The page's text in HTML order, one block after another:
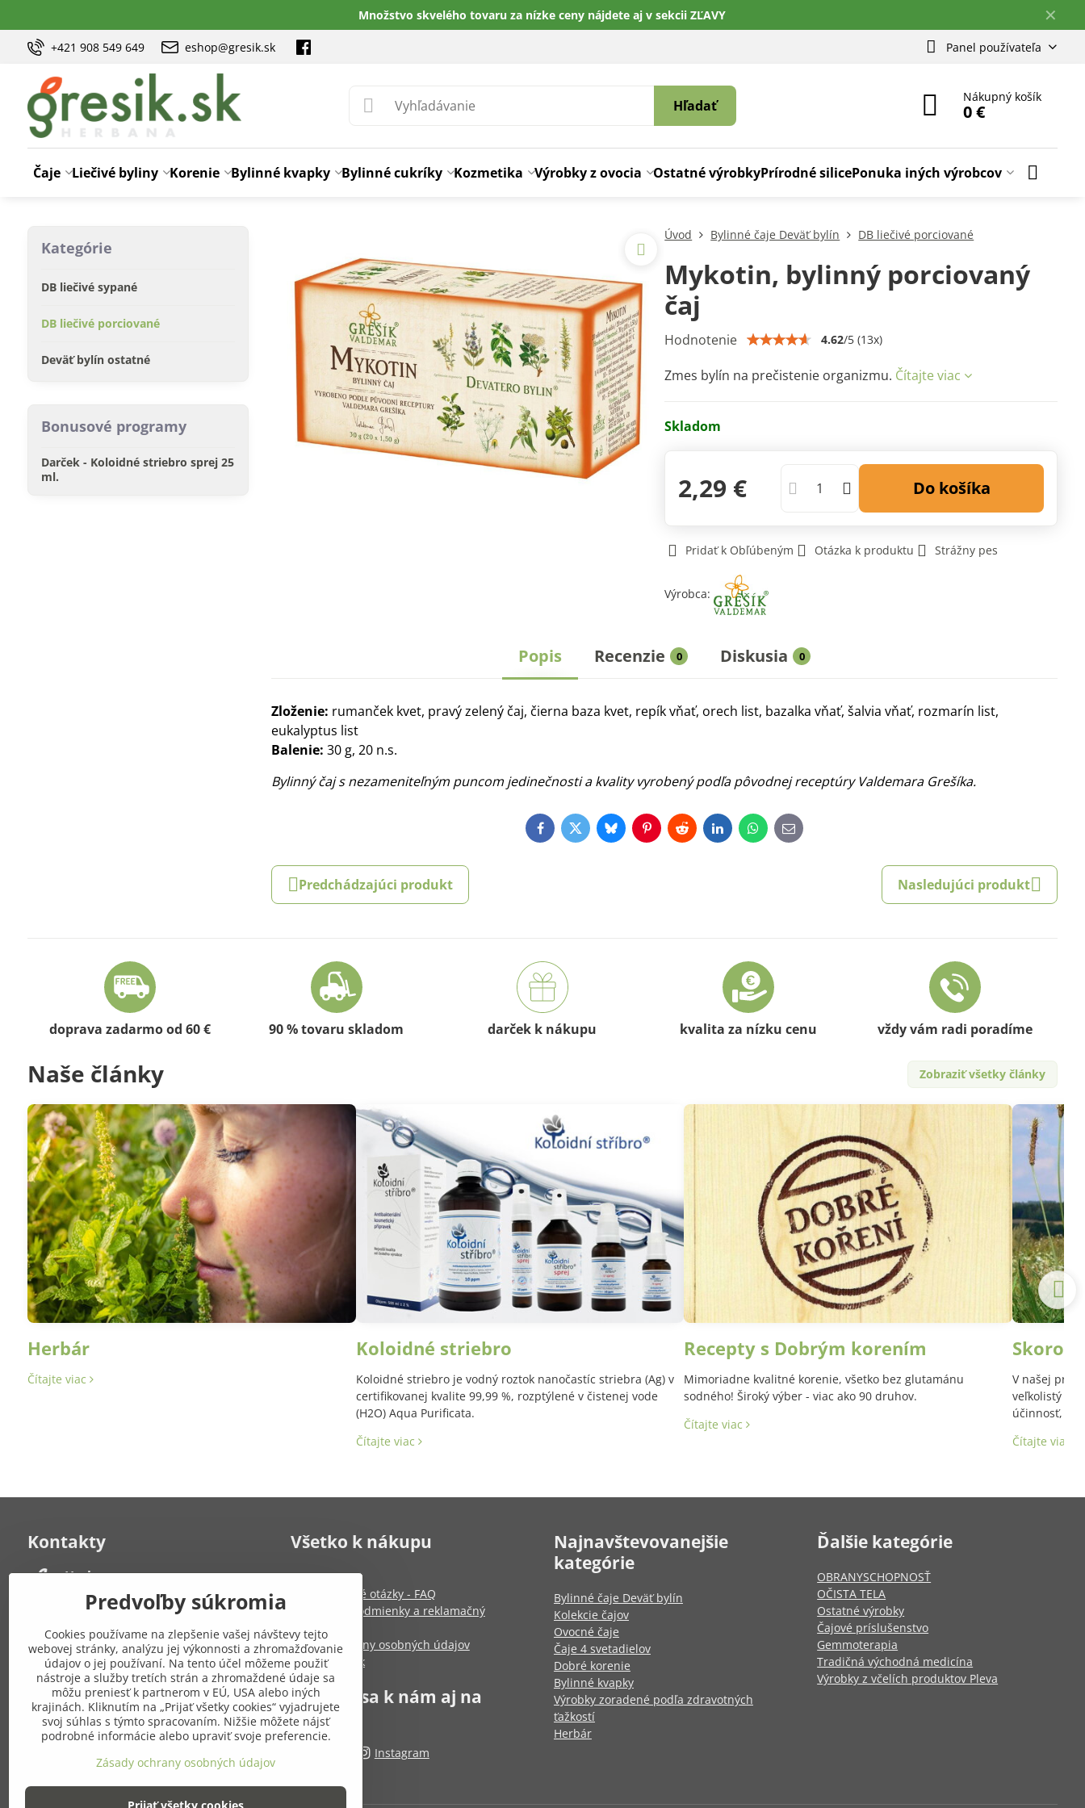
✕
Množstvo skvelého tovaru za nízke ceny nájdete aj v sekcii ZĽAVY
+421 908 549 649 eshop@gresik.sk Panel používateľa
Hľadať
Nákupný košík
0 €
Čaje Liečivé byliny Korenie Bylinné kvapky Bylinné cukríky Kozmetika Výrobky z ovocia Ostatné výrobkyPrírodné silicePonuka iných výrobcov
Úvod Bylinné čaje Deväť bylín DB liečivé porciované
Mykotin, bylinný porciovaný
čaj
Hodnotenie 4.62/5 (13x)
Zmes bylín na prečistenie organizmu. Čítajte viac
Skladom
2,29 € Do košíka
Pridať k Obľúbeným Otázka k produktu Strážny pes
Výrobca:
Popis Recenzie 0 Diskusia 0
Zloženie: rumanček kvet, pravý zelený čaj, čierna baza kvet, repík vňať, orech list, bazalka vňať, šalvia vňať, rozmarín list,
eukalyptus list
Balenie: 30 g, 20 n.s.
Bylinný čaj s nezameniteľným puncom jedinečnosti a kvality vyrobený podľa pôvodnej receptúry Valdemara Grešíka.
FacebookTwitterBlueskyPinterestRedditLinkedInWhatsApp
E-
mail
Predchádzajúci produkt Nasledujúci produkt
Kategórie
DB liečivé sypané
DB liečivé porciované
Deväť bylín ostatné
Bonusové programy
Darček - Koloidné striebro sprej 25
ml.
doprava zadarmo od 60 € 90 % tovaru skladom darček k nákupu kvalita za nízku cenu vždy vám radi poradíme
Naše články
Herbár
Čítajte viac
Koloidné striebro
Koloidné striebro je vodný roztok nanočastíc striebra (Ag) v
certifikovanej kvalite 99,99 %, rozptýlené v čistenej vode
(H2O) Aqua Purificata.
Čítajte viac
Recepty s Dobrým korením
Mimoriadne kvalitné korenie, všetko bez glutamánu
sodného! Široký výber - viac ako 90 druhov.
Čítajte viac
V našej
veľkolistý a
účinnosť, aj
Čítajte viac
Zobraziť všetky články
Kontakty
Herbana, s​.r​.o​.
Strelecká 6
931 01 Šamorín
+421 908 549 649
eshop​@gresik​.sk
Osobný odber
Strelecká 6, Šamorín
Všetko k nákupu
Kontakt
Často kladené otázky - FAQ
Obchodné podmienky a reklamačný
poriadok
Zásady ochrany osobných údajov
Mapa stránok
Pridajte sa k nám aj na
sieťach
Instagram
Najnavštevovanejšie
kategórie
Bylinné čaje Deväť bylín
Kolekcie čajov
Ovocné čaje
Čaje 4 svetadielov
Dobré korenie
Bylinné kvapky
Výrobky zoradené podľa zdravotných
ťažkostí
Herbár
Ďalšie kategórie
OBRANYSCHOPNOSŤ
OČISTA TELA
Ostatné výrobky
Čajové príslušenstvo
Gemmoterapia
Tradičná východná medicína
Výrobky z včelích produktov Pleva
Predvoľby súkromia
Cookies používame na zlepšenie vašej návštevy tejto
webovej stránky, analýzu jej výkonnosti a zhromažďovanie
údajov o jej používaní. Na tento účel môžeme použiť
nástroje a služby tretích strán a zhromaždené údaje sa
môžu preniesť k partnerom v EÚ, USA alebo iných
krajinách. Kliknutím na „Prijať všetky cookies“ vyjadrujete
svoj súhlas s týmto spracovaním. Nižšie môžete nájsť
podrobné informácie alebo upraviť svoje preferencie.
Zásady ochrany osobných údajov